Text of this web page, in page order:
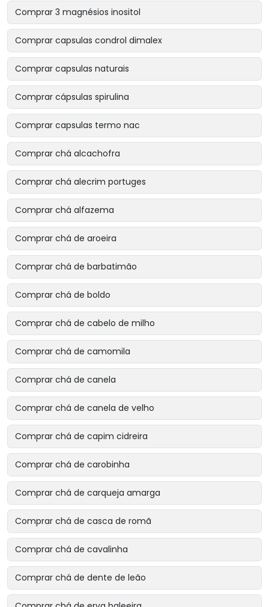
Comprar 3 magnésios inositol
Comprar capsulas condrol dimalex
Comprar capsulas naturais
Comprar cápsulas spirulina
Comprar capsulas termo nac
Comprar chá alcachofra
Comprar chá alecrim portuges
Comprar chá alfazema
Comprar chá de aroeira
Comprar chá de barbatimão
Comprar chá de boldo
Comprar chá de cabelo de milho
Comprar chá de camomila
Comprar chá de canela
Comprar chá de canela de velho
Comprar chá de capim cidreira
Comprar chá de carobinha
Comprar chá de carqueja amarga
Comprar chá de casca de romã
Comprar chá de cavalinha
Comprar chá de dente de leão